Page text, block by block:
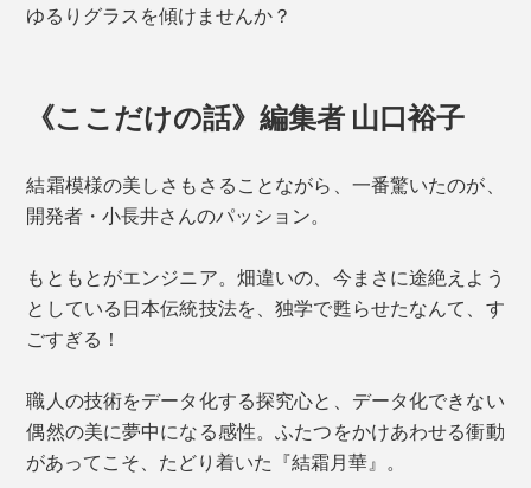
ゆるりグラスを傾けませんか？
《ここだけの話》編集者 山口裕子
結霜模様の美しさもさることながら、一番驚いたのが、
開発者・小長井さんのパッション。
もともとがエンジニア。畑違いの、今まさに途絶えよう
としている日本伝統技法を、独学で甦らせたなんて、す
ごすぎる！
職人の技術をデータ化する探究心と、データ化できない
偶然の美に夢中になる感性。ふたつをかけあわせる衝動
があってこそ、たどり着いた『結霜月華』。